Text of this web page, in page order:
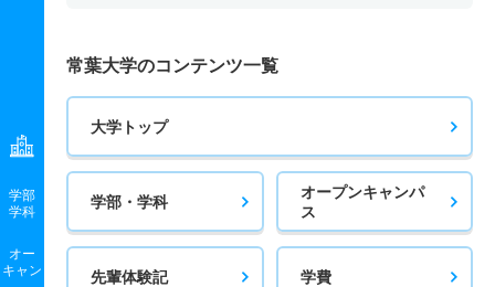
学部
学科
オー
キャン
常葉大学のコンテンツ一覧
大学トップ
学部・学科
オープンキャンパ
ス
先輩体験記 学費